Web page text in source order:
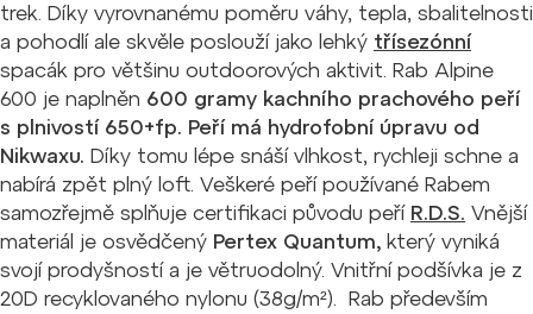
trek. Díky vyrovnanému poměru váhy, tepla, sbalitelnosti
a pohodlí ale skvěle poslouží jako lehký třísezónní
spacák pro většinu outdoorových aktivit. Rab Alpine
600 je naplněn 600 gramy kachního prachového peří
s plnivostí 650+fp. Peří má hydrofobní úpravu od
Nikwaxu. Díky tomu lépe snáší vlhkost, rychleji schne a
nabírá zpět plný loft. Veškeré peří používané Rabem
samozřejmě splňuje certifikaci původu peří R.D.S. Vnější
materiál je osvědčený Pertex Quantum, který vyniká
svojí prodyšností a je větruodolný. Vnitřní podšívka je z
20D recyklovaného nylonu (38g/m²). Rab především